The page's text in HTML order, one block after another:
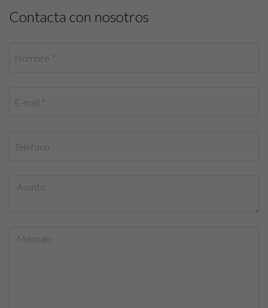
Contacta con nosotros